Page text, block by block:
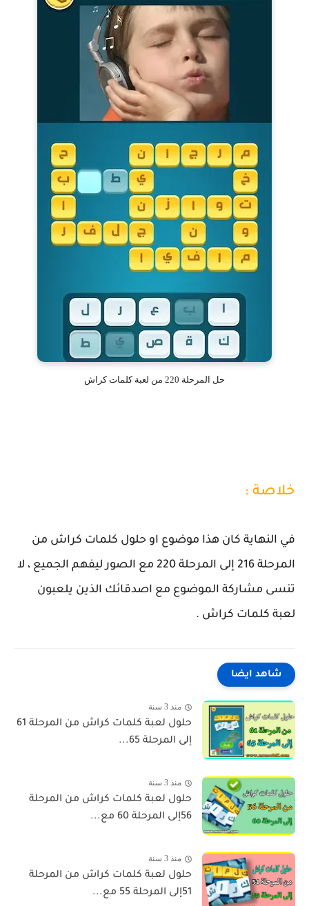
حل المرحلة 220 من لعبة كلمات كراش
خلاصة :
في النهاية كان هذا موضوع او حلول كلمات كراش من
المرحلة 216 إلى المرحلة 220 مع الصور ليفهم الجميع ، لا
تنسى مشاركة الموضوع مع اصدقائك الذين يلعبون
لعبة كلمات كراش .
شاهد ايضا
منذ 3 سنة
حلول لعبة كلمات كراش من المرحلة 61
إلى المرحلة 65...
منذ 3 سنة
حلول لعبة كلمات كراش من المرحلة
56إلى المرحلة 60 مع...
منذ 3 سنة
حلول لعبة كلمات كراش من المرحلة
51إلى المرحلة 55 مع...